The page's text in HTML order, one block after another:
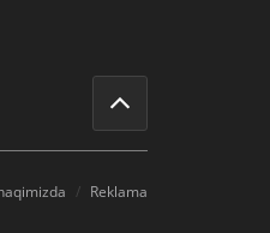
Reklama